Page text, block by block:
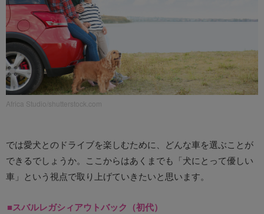
Africa Studio/shutterstock.com
では愛犬とのドライブを楽しむために、どんな車を選ぶことが
できるでしょうか。ここからはあくまでも「犬にとって優しい
車」という視点で取り上げていきたいと思います。
■スバルレガシィアウトバック（初代）